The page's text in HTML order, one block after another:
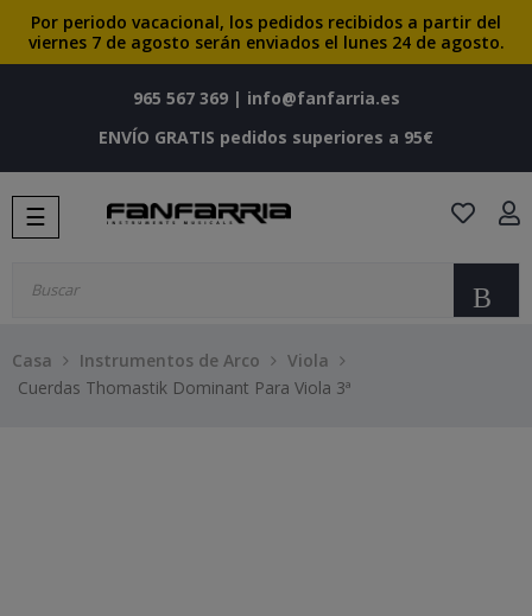
Por periodo vacacional, los pedidos recibidos a partir del
viernes 7 de agosto serán enviados el lunes 24 de agosto.
965 567 369| info@fanfarria.es
ENVÍO GRATIS pedidos superiores a 95€
Navegación
de
☰
Casa Instrumentos de Arco
Viola
Cuerdas Thomastik Dominant Para Viola 3ª